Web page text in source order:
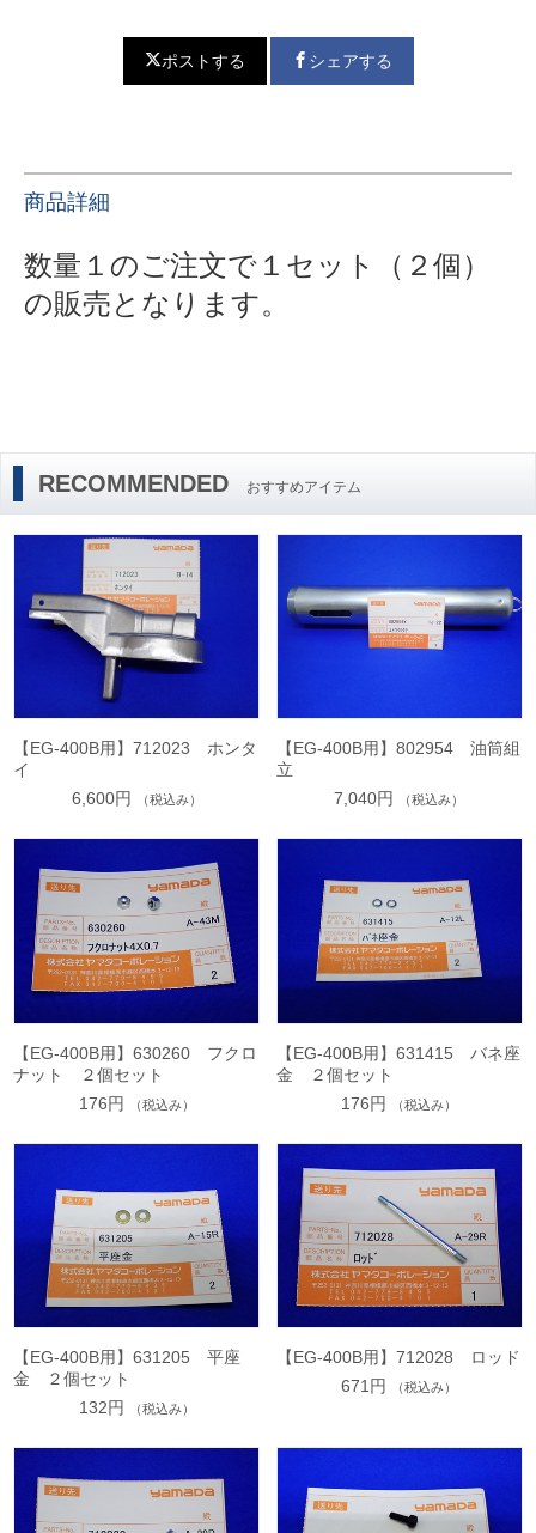
ポストする シェアする
商品詳細
数量１のご注文で１セット（２個）
の販売となります。
RECOMMENDED おすすめアイテム
【EG-400B用】712023 ホンタ
イ
6,600円
（税込み）
【EG-400B用】802954 油筒組
立
7,040円
（税込み）
【EG-400B用】630260 フクロ
ナット ２個セット
176円
（税込み）
【EG-400B用】631415 バネ座
金 ２個セット
176円
（税込み）
【EG-400B用】631205 平座
金 ２個セット
132円
（税込み）
【EG-400B用】712028 ロッド
671円
（税込み）